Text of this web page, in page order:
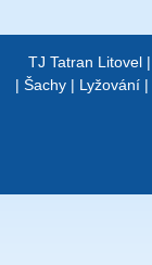
TJ Tatran Litovel |
| Šachy| Lyžování|